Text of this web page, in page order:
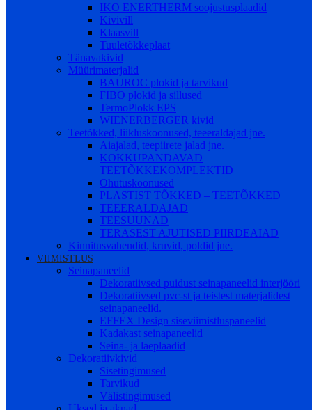
IKO ENERTHERM soojustusplaadid
Kivivill
Klaasvill
Tuuletõkkeplaat
Tänavakivid
Müürimaterjalid
BAUROC plokid ja tarvikud
FIBO plokid ja sillused
TermoPlokk EPS
WIENERBERGER kivid
Teetõkked, liikluskoonused, teeeraldajad jne.
Aiajalad, teepiirete jalad jne.
KOKKUPANDAVAD
TEETÕKKEKOMPLEKTID
Ohutuskoonused
PLASTIST TÕKKED – TEETÕKKED
TEEERALDAJAD
TEESUUNAD
TERASEST AJUTISED PIIRDEAIAD
Kinnitusvahendid, kruvid, poldid jne.
VIIMISTLUS
Seinapaneelid
Dekoratiivsed puidust seinapaneelid interjööri
Dekoratiivsed pvc-st ja teistest materjalidest
seinapaneelid.
EFFEX Design siseviimistluspaneelid
Kadakast seinapaneelid
Seina- ja laeplaadid
Dekoratiivkivid
Sisetingimused
Tarvikud
Välistingimused